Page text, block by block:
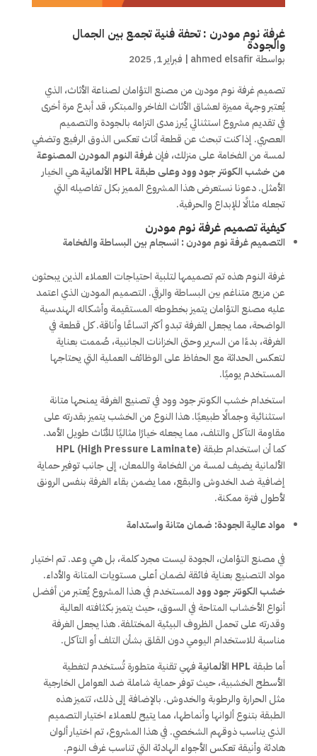
غرفة نوم مودرن : تحفة فنية تجمع بين الجمال
والجودة
بواسطة ahmed elsafir
| فبراير 1, 2025
تصميم غرفة نوم مودرن من مصنع التؤامان لصناعة الأثاث، الذي
يُعتبر وجهة مميزة لعشاق الأثاث الفاخر والمبتكر، قد أبدع مرة أخرى
في تقديم مشروع استثنائي يُبرز مدى التزامه بالجودة والتصميم
العصري. إذا كنت تبحث عن قطعة أثاث تعكس الذوق الرفيع وتضفي
لمسة من الفخامة على منزلك، فإنغرفة النوم المودرن المصنوعة
من خشب الكونتر جود وود وعلى طبقة HPL الألمانية
هي الخيار
الأمثل. دعونا نستعرض هذا المشروع المميز بكل تفاصيله التي
تجعله مثالًا للإبداع والحرفية.
كيفية تصميم غرفة نوم مودرن
التصميم غرفة نوم مودرن : انسجام بين البساطة والفخامة
غرفة النوم هذه تم تصميمها لتلبية احتياجات العملاء الذين يبحثون
عن مزيج متناغم بين البساطة والرقي. التصميم المودرن الذي اعتمد
عليه مصنع التؤامان يتميز بخطوطه المستقيمة وأشكاله الهندسية
الواضحة، مما يجعل الغرفة تبدو أكثر اتساعًا وأناقة. كل قطعة في
الغرفة، بدءًا من السرير وحتى الخزانات الجانبية، صُممت بعناية
لتعكس الحداثة مع الحفاظ على الوظائف العملية التي يحتاجها
المستخدم يوميًا.
استخدام خشب الكونتر جود وود في تصنيع الغرفة يمنحها متانة
استثنائية وجمالًا طبيعيًا. هذا النوع من الخشب يتميز بقدرته على
مقاومة التآكل والتلف، مما يجعله خيارًا مثاليًا للأثاث طويل الأمد.
كما أن استخدام طبقة HPL (High Pressure Laminate)
الألمانية يضيف لمسة من الفخامة واللمعان، إلى جانب توفير حماية
إضافية ضد الخدوش والبقع، مما يضمن بقاء الغرفة بنفس الرونق
لأطول فترة ممكنة.
مواد عالية الجودة: ضمان متانة واستدامة
في مصنع التؤامان، الجودة ليست مجرد كلمة، بل هي وعد. تم اختيار
مواد التصنيع بعناية فائقة لضمان أعلى مستويات المتانة والأداء.
خشب الكونتر جود وودالمستخدم في هذا المشروع يُعتبر من أفضل
أنواع الأخشاب المتاحة في السوق، حيث يتميز بكثافته العالية
وقدرته على تحمل الظروف البيئية المختلفة. هذا يجعل الغرفة
مناسبة للاستخدام اليومي دون القلق بشأن التلف أو التآكل.
أما طبقة HPL الألمانية
فهي تقنية متطورة تُستخدم لتغطية
الأسطح الخشبية، حيث توفر حماية شاملة ضد العوامل الخارجية
مثل الحرارة والرطوبة والخدوش. بالإضافة إلى ذلك، تتميز هذه
الطبقة بتنوع ألوانها وأنماطها، مما يتيح للعملاء اختيار التصميم
الذي يناسب ذوقهم الشخصي. في هذا المشروع، تم اختيار ألوان
هادئة وأنيقة تعكس الأجواء الهادئة التي تناسب غرف النوم.